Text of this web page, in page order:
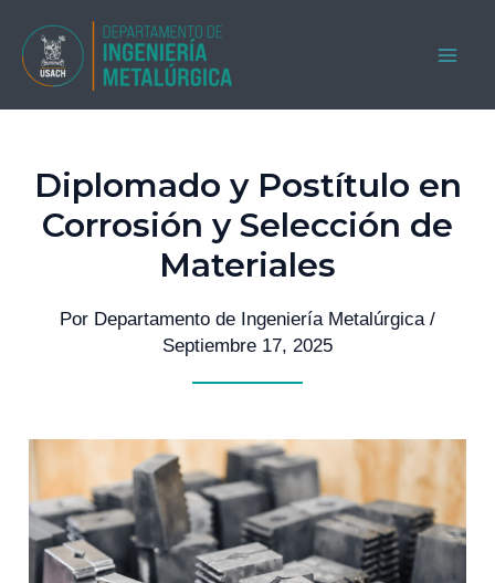
contenido
Diplomado y Postítulo en
Corrosión y Selección de
Materiales
Por Departamento de Ingeniería Metalúrgica /
Septiembre 17, 2025